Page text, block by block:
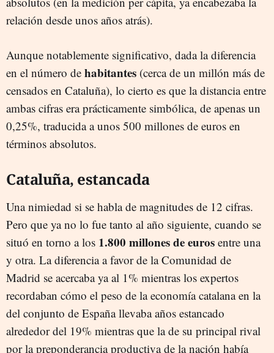
relación desde unos años atrás).
Aunque notablemente significativo, dada la diferencia
en el número de habitantes (cerca de un millón más de
censados en Cataluña), lo cierto es que la distancia entre
ambas cifras era prácticamente simbólica, de apenas un
0,25%, traducida a unos 500 millones de euros en
términos absolutos.
Cataluña, estancada
Una nimiedad si se habla de magnitudes de 12 cifras.
Pero que ya no lo fue tanto al año siguiente, cuando se
situó en torno a los 1.800 millones de euros entre una
y otra. La diferencia a favor de la Comunidad de
Madrid se acercaba ya al 1% mientras los expertos
recordaban cómo el peso de la economía catalana en la
del conjunto de España llevaba años estancado
alrededor del 19% mientras que la de su principal rival
por la preponderancia productiva de la nación había